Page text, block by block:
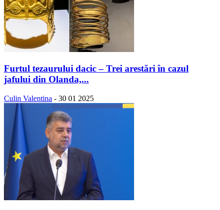
Furtul tezaurului dacic – Trei arestări în cazul
jafului din Olanda,...
Culin Valentina - 30 01 2025